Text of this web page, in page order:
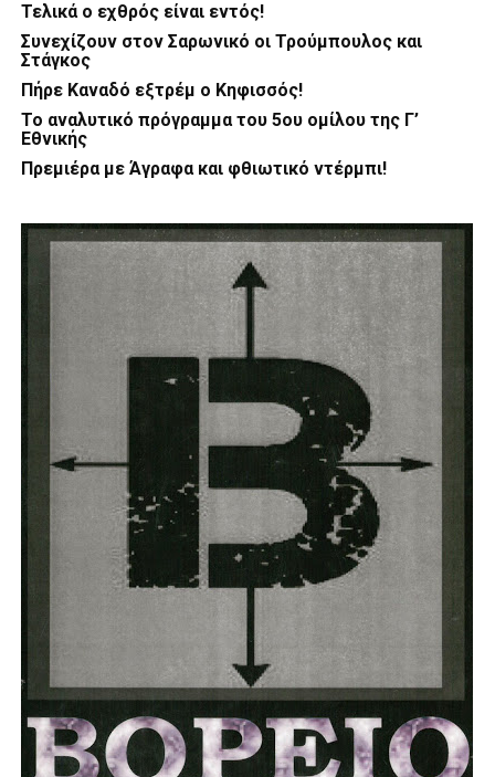
Τελικά ο εχθρός είναι εντός!
Συνεχίζουν στον Σαρωνικό οι Τρούμπουλος και
Στάγκος
Πήρε Καναδό εξτρέμ ο Κηφισσός!
Το αναλυτικό πρόγραμμα του 5ου ομίλου της Γ’
Εθνικής
Πρεμιέρα με Άγραφα και φθιωτικό ντέρμπι!